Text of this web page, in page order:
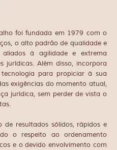
foi fundada em 1979 com o
o alto padrão de qualidade e
à agilidade e extrema
jurídicas. Além disso, incorpora
para propiciar à sua
exigências do momento atual,
jurídica, sem perder de vista o
de resultados sólidos, rápidos e
o respeito ao ordenamento
e o devido envolvimento com